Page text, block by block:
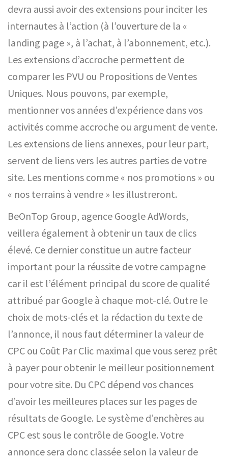
devra aussi avoir des extensions pour inciter les
internautes à l’action (à l’ouverture de la «
landing page », à l’achat, à l’abonnement, etc.).
Les extensions d’accroche permettent de
comparer les PVU ou Propositions de Ventes
Uniques. Nous pouvons, par exemple,
mentionner vos années d’expérience dans vos
activités comme accroche ou argument de vente.
Les extensions de liens annexes, pour leur part,
servent de liens vers les autres parties de votre
site. Les mentions comme « nos promotions » ou
« nos terrains à vendre » les illustreront.
BeOnTop Group, agence Google AdWords,
veillera également à obtenir un taux de clics
élevé. Ce dernier constitue un autre facteur
important pour la réussite de votre campagne
car il est l’élément principal du score de qualité
attribué par Google à chaque mot-clé. Outre le
choix de mots-clés et la rédaction du texte de
l’annonce, il nous faut déterminer la valeur de
CPC ou Coût Par Clic maximal que vous serez prêt
à payer pour obtenir le meilleur positionnement
pour votre site. Du CPC dépend vos chances
d’avoir les meilleures places sur les pages de
résultats de Google. Le système d’enchères au
CPC est sous le contrôle de Google. Votre
annonce sera donc classée selon la valeur de